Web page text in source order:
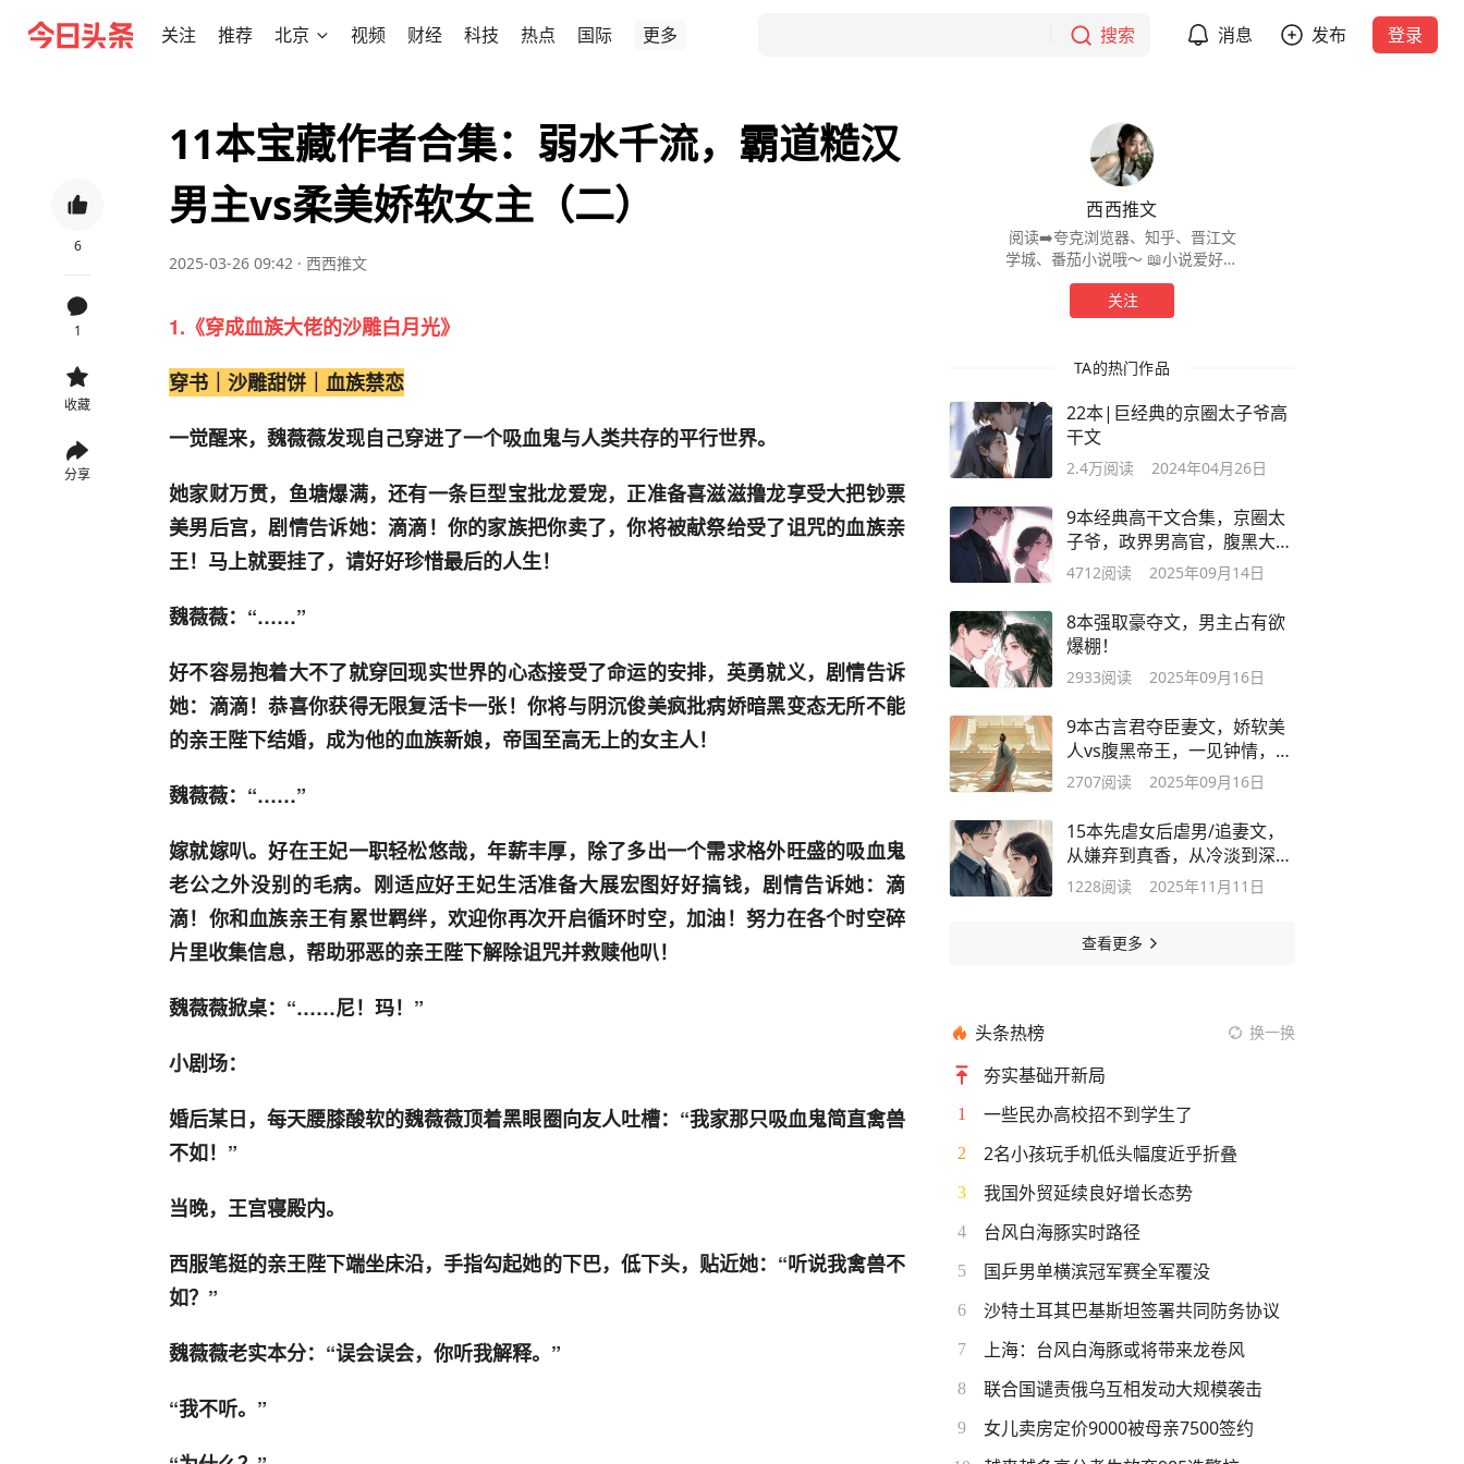
关注 推荐 北京 视频 财经 科技 热点 国际 更多 搜索 消息 发布 登录
6
1
收藏
分享
11本宝藏作者合集：弱水千流，霸道糙汉
男主vs柔美娇软女主（二）
2025-03-26 09:42 · 西西推文
1.《穿成血族大佬的沙雕白月光》
穿书｜沙雕甜饼｜血族禁恋
一觉醒来，魏薇薇发现自己穿进了一个吸血鬼与人类共存的平行世界。
她家财万贯，鱼塘爆满，还有一条巨型宝批龙爱宠，正准备喜滋滋撸龙享受大把钞票
美男后宫，剧情告诉她：滴滴！你的家族把你卖了，你将被献祭给受了诅咒的血族亲
王！马上就要挂了，请好好珍惜最后的人生！
魏薇薇：“……”
好不容易抱着大不了就穿回现实世界的心态接受了命运的安排，英勇就义，剧情告诉
她：滴滴！恭喜你获得无限复活卡一张！你将与阴沉俊美疯批病娇暗黑变态无所不能
的亲王陛下结婚，成为他的血族新娘，帝国至高无上的女主人！
魏薇薇：“……”
嫁就嫁叭。好在王妃一职轻松悠哉，年薪丰厚，除了多出一个需求格外旺盛的吸血鬼
老公之外没别的毛病。刚适应好王妃生活准备大展宏图好好搞钱，剧情告诉她：滴
滴！你和血族亲王有累世羁绊，欢迎你再次开启循环时空，加油！努力在各个时空碎
片里收集信息，帮助邪恶的亲王陛下解除诅咒并救赎他叭！
魏薇薇掀桌：“……尼！玛！”
小剧场：
婚后某日，每天腰膝酸软的魏薇薇顶着黑眼圈向友人吐槽：“我家那只吸血鬼简直禽兽
不如！”
当晚，王宫寝殿内。
西服笔挺的亲王陛下端坐床沿，手指勾起她的下巴，低下头，贴近她：“听说我禽兽不
如？”
魏薇薇老实本分：“误会误会，你听我解释。”
“我不听。”
西西推文
阅读➡️夸克浏览器、知乎、晋江文
学城、番茄小说哦～ 📖小说爱好者
推的都是已完结的 认真分享好看的
小说🌟
关注
TA的热门作品
22本|巨经典的京圈太子爷高
干文
2.4万阅读 2024年04月26日
9本经典高干文合集，京圈太
子爷，政界男高官，腹黑大总
裁！
4712阅读 2025年09月14日
8本强取豪夺文，男主占有欲
爆棚！
2933阅读 2025年09月16日
9本古言君夺臣妻文，娇软美
人vs腹黑帝王，一见钟情，横
刀夺爱
2707阅读 2025年09月16日
15本先虐女后虐男/追妻文，
从嫌弃到真香，从冷淡到深
爱！
1228阅读 2025年11月11日
查看更多
头条热榜 换一换
夯实基础开新局
1 一些民办高校招不到学生了
2 2名小孩玩手机低头幅度近乎折叠
3 我国外贸延续良好增长态势
4 台风白海豚实时路径
5 国乒男单横滨冠军赛全军覆没
6 沙特土耳其巴基斯坦签署共同防务协议
7 上海：台风白海豚或将带来龙卷风
8 联合国谴责俄乌互相发动大规模袭击
9 女儿卖房定价9000被母亲7500签约